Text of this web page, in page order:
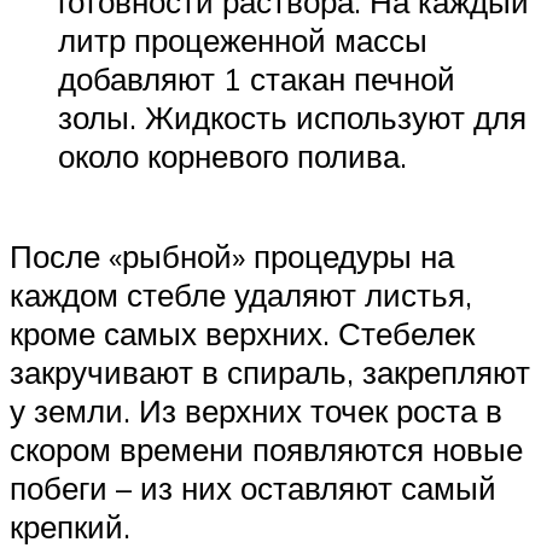
литр процеженной массы
добавляют 1 стакан печной
золы. Жидкость используют для
около корневого полива.
После «рыбной» процедуры на
каждом стебле удаляют листья,
кроме самых верхних. Стебелек
закручивают в спираль, закрепляют
у земли. Из верхних точек роста в
скором времени появляются новые
побеги – из них оставляют самый
крепкий.